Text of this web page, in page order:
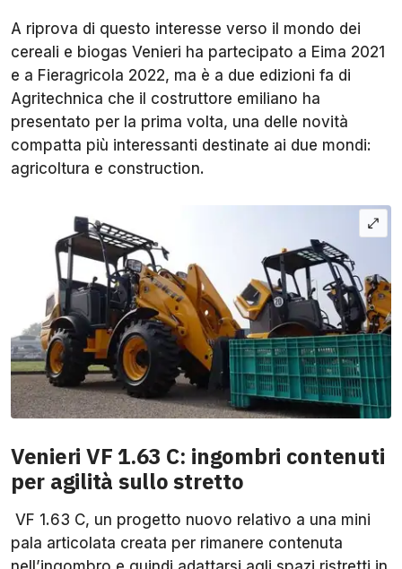
A riprova di questo interesse verso il mondo dei
cereali e biogas Venieri ha partecipato a Eima 2021
e a Fieragricola 2022, ma è a due edizioni fa di
Agritechnica che il costruttore emiliano ha
presentato per la prima volta, una delle novità
compatta più interessanti destinate ai due mondi:
agricoltura e construction.
Venieri VF 1.63 C: ingombri contenuti
per agilità sullo stretto
VF 1.63 C, un progetto nuovo relativo a una mini
pala articolata creata per rimanere contenuta